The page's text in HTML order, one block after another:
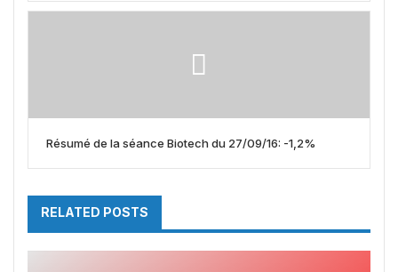
Résumé de la séance Biotech du 27/09/16: -1,2%
RELATED POSTS